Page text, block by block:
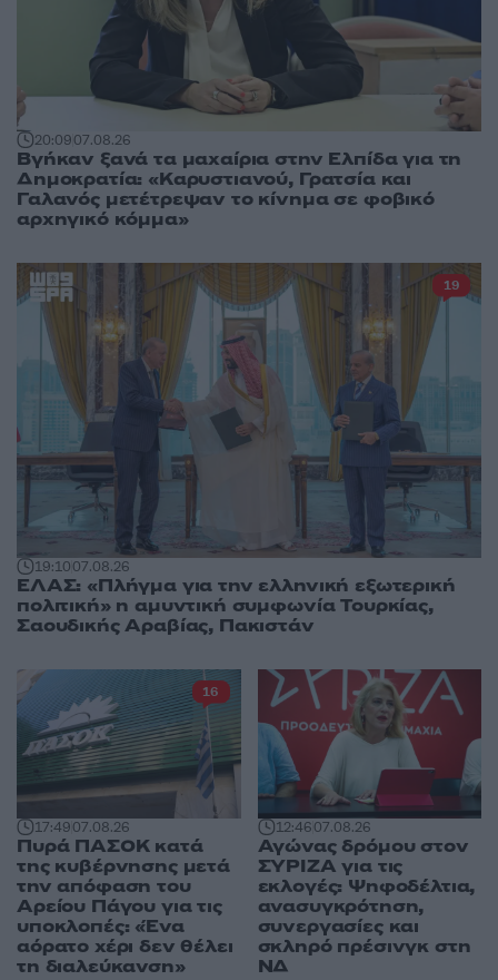
20:0907.08.26
Βγήκαν ξανά τα μαχαίρια στην Ελπίδα για τη
Δημοκρατία: «Καρυστιανού, Γρατσία και
Γαλανός μετέτρεψαν το κίνημα σε φοβικό
αρχηγικό κόμμα»
19:1007.08.26
ΕΛΑΣ: «Πλήγμα για την ελληνική εξωτερική
πολιτική» η αμυντική συμφωνία Τουρκίας,
Σαουδικής Αραβίας, Πακιστάν
19
17:4907.08.26
Πυρά ΠΑΣΟΚ κατά
της κυβέρνησης μετά
την απόφαση του
Αρείου Πάγου για τις
υποκλοπές: «Ένα
αόρατο χέρι δεν θέλει
τη διαλεύκανση»
16
12:4607.08.26
Αγώνας δρόμου στον
ΣΥΡΙΖΑ για τις
εκλογές: Ψηφοδέλτια,
ανασυγκρότηση,
συνεργασίες και
σκληρό πρέσινγκ στη
ΝΔ